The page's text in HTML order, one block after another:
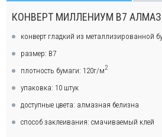
КОНВЕРТ МИЛЛЕНИУМ В7
конверт гладкий из металлизированной
размер: В7
плотность бумаги: 120г/м2
упаковка: 10 штук
доступные цвета: алмазная белизна
способ заклеивания: смачиваемый клей